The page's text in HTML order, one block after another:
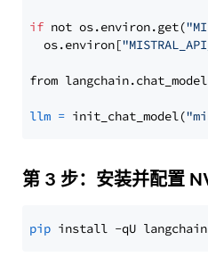
if not os.environ.get(
  os.environ[
from
llm = init_chat_model(
第 3 步：安装并配置
pip